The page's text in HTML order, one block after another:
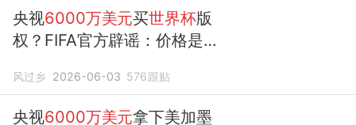
央视6000万美元买世界杯版
权？FIFA官方辟谣：价格是有
风过乡 2026-06-03 576跟贴
央视6000万美元拿下美加墨